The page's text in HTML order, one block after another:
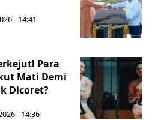
- 14:41
Para
Mati Demi
Dicoret?
- 14:36